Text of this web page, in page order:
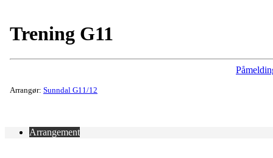
Trening G11
Arrangør: Sunndal G11/12
Arrangement